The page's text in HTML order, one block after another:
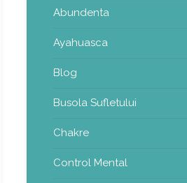
Abundenta
Ayahuasca
Blog
Busola Sufletului
Chakre
Control Mental